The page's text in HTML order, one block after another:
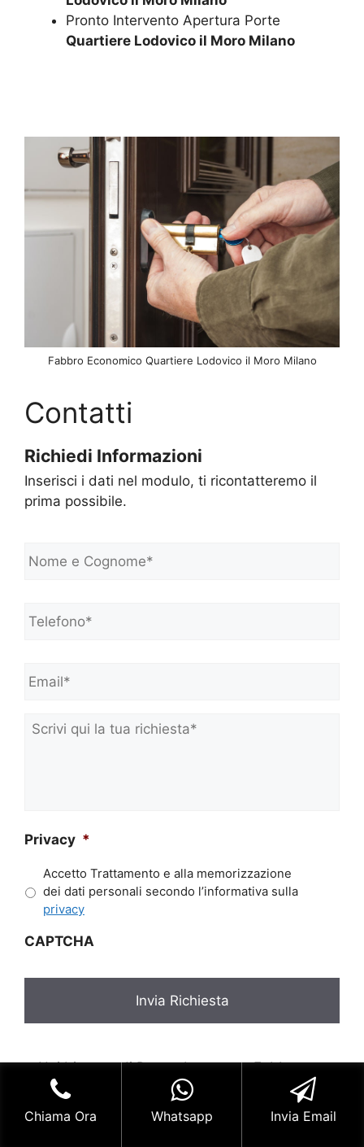
Pronto Intervento Apertura Porte
Quartiere Lodovico il Moro Milano
Fabbro Economico Quartiere Lodovico il Moro Milano
Contatti
Richiedi Informazioni
Inserisci i dati nel modulo, ti ricontatteremo il
prima possibile.
o
e
C
n
m
Scrivi
qui
Privacy *
Accetto Trattamento e alla memorizzazione
dei dati personali secondo l’informativa sulla
privacy
CAPTCHA
⭐ Hai bisogno di Pronto Intervento Fabbro
Milano? Siamo attivi 7 giorni su 7 H24. Richiedi
un Preventivo.
Chiama Ora Whatsapp Invia Email